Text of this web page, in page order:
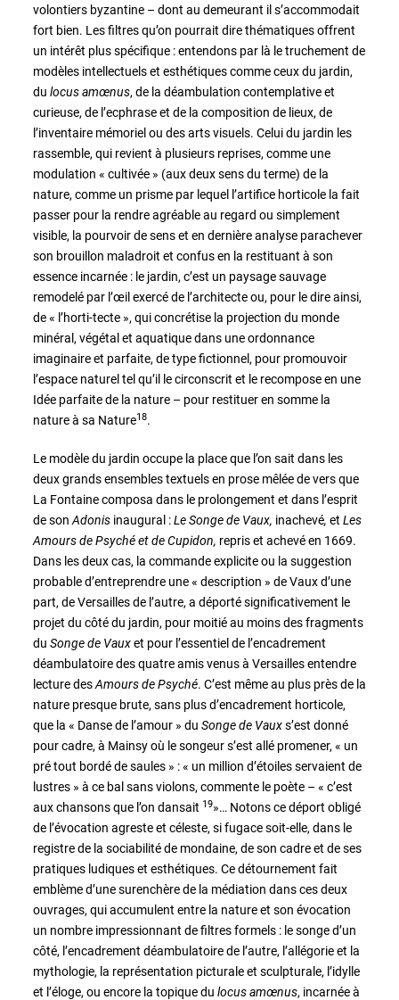
volontiers byzantine – dont au demeurant il s’accommodait
fort bien. Les filtres qu’on pourrait dire thématiques offrent
un intérêt plus spécifique : entendons par là le truchement de
modèles intellectuels et esthétiques comme ceux du jardin,
du locus amœnus, de la déambulation contemplative et
curieuse, de l’ecphrase et de la composition de lieux, de
l’inventaire mémoriel ou des arts visuels. Celui du jardin les
rassemble, qui revient à plusieurs reprises, comme une
modulation « cultivée » (aux deux sens du terme) de la
nature, comme un prisme par lequel l’artifice horticole la fait
passer pour la rendre agréable au regard ou simplement
visible, la pourvoir de sens et en dernière analyse parachever
son brouillon maladroit et confus en la restituant à son
essence incarnée : le jardin, c’est un paysage sauvage
remodelé par l’œil exercé de l’architecte ou, pour le dire ainsi,
de « l’horti-tecte », qui concrétise la projection du monde
minéral, végétal et aquatique dans une ordonnance
imaginaire et parfaite, de type fictionnel, pour promouvoir
l’espace naturel tel qu’il le circonscrit et le recompose en une
Idée parfaite de la nature – pour restituer en somme la
nature à sa Nature18.
Le modèle du jardin occupe la place que l’on sait dans les
deux grands ensembles textuels en prose mêlée de vers que
La Fontaine composa dans le prolongement et dans l’esprit
de son Adonis inaugural :Le Songe de Vaux, inachevé, et Les
Amours de Psyché et de Cupidon, repris et achevé en 1669.
Dans les deux cas, la commande explicite ou la suggestion
probable d’entreprendre une « description » de Vaux d’une
part, de Versailles de l’autre, a déporté significativement le
projet du côté du jardin, pour moitié au moins des fragments
du Songe de Vauxet pour l’essentiel de l’encadrement
déambulatoire des quatre amis venus à Versailles entendre
lecture desAmours de Psyché. C’est même au plus près de la
nature presque brute, sans plus d’encadrement horticole,
que la « Danse de l’amour » du Songe de Vauxs’est donné
pour cadre, à Mainsy où le songeur s’est allé promener, « un
pré tout bordé de saules » : « un million d’étoiles servaient de
lustres » à ce bal sans violons, commente le poète – « c’est
aux chansons que l’on dansait 19»… Notons ce déport obligé
de l’évocation agreste et céleste, si fugace soit-elle, dans le
registre de la sociabilité de mondaine, de son cadre et de ses
pratiques ludiques et esthétiques. Ce détournement fait
emblème d’une surenchère de la médiation dans ces deux
ouvrages, qui accumulent entre la nature et son évocation
un nombre impressionnant de filtres formels : le songe d’un
côté, l’encadrement déambulatoire de l’autre, l’allégorie et la
mythologie, la représentation picturale et sculpturale, l’idylle
et l’éloge, ou encore la topique du locus amœnus, incarnée à